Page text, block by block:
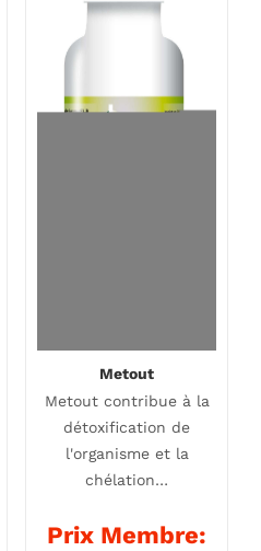
Metout
Metout contribue à la
détoxification de
l'organisme et la
chélation…
Prix Membre: